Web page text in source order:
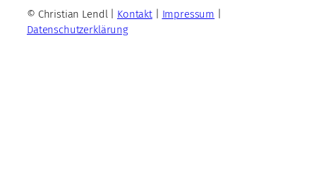
© Christian Lendl | Kontakt| Impressum
Datenschutzerklärung